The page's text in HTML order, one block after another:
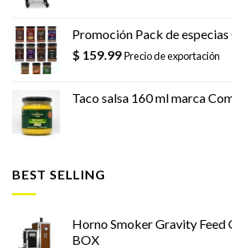
Promoción Pack de
$ 159.99Precio de exportación
Taco salsa 160 ml marca
BEST SELLING
Horno Smoker Gravity Feed
BOX